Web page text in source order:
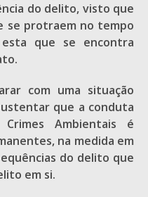
do delito, visto que
se protraem no tempo
que se encontra
com uma situação
que a conduta
Ambientais é
na medida em
do delito que
em si.